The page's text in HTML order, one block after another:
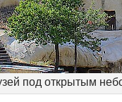
под открытым